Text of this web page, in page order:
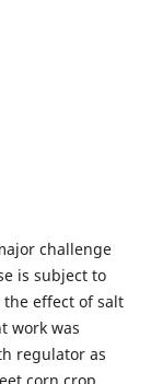
challenge
is subject to
effect of salt
work was
regulator as